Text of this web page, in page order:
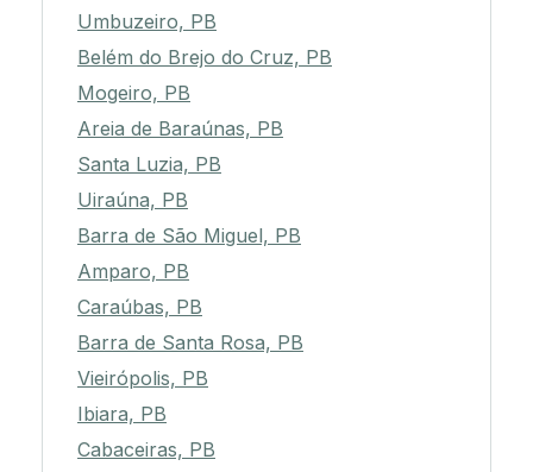
Umbuzeiro, PB
Belém do Brejo do Cruz, PB
Mogeiro, PB
Areia de Baraúnas, PB
Santa Luzia, PB
Uiraúna, PB
Barra de São Miguel, PB
Amparo, PB
Caraúbas, PB
Barra de Santa Rosa, PB
Vieirópolis, PB
Ibiara, PB
Cabaceiras, PB